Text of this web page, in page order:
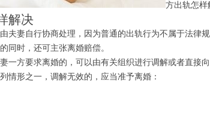
方出轨怎样
解决
妻自行协商处理，因为普通的出轨行为不属于法律
同时，还可主张离婚赔偿。
方要求离婚的，可以由有关组织进行调解或者直接
情形之一，调解无效的，应当准予离婚：